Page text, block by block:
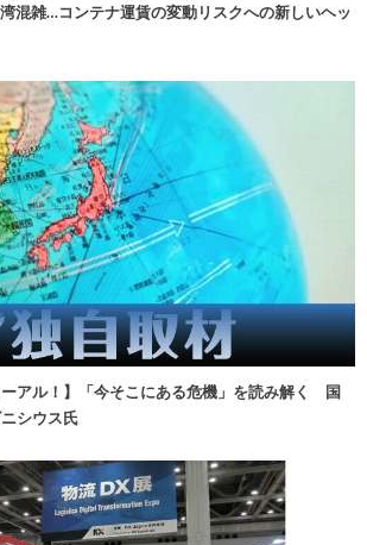
混雑…コンテナ運賃の変動リスクへの新しいヘッ
ーアル！】「今そこにある危機」を読み解く 国
シウス氏